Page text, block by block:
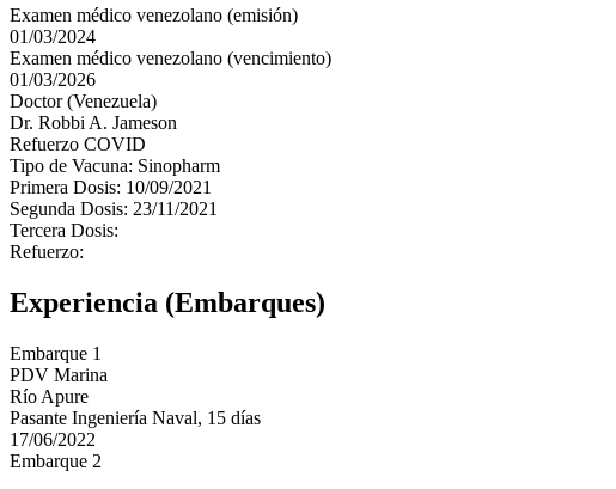
Examen médico venezolano (emisión)
01/03/2024
Examen médico venezolano (vencimiento)
01/03/2026
Doctor (Venezuela)
Dr. Robbi A. Jameson
Refuerzo COVID
Tipo de Vacuna: Sinopharm
Primera Dosis: 10/09/2021
Segunda Dosis: 23/11/2021
Tercera Dosis:
Refuerzo:
Experiencia (Embarques)
Embarque 1
PDV Marina
Río Apure
Pasante Ingeniería Naval, 15 días
17/06/2022
Embarque 2